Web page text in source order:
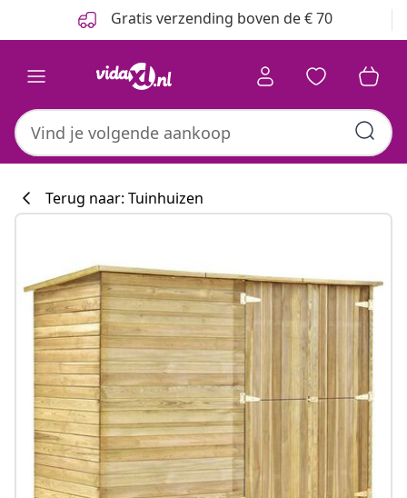
Gratis verzending boven de € 70
Terug naar: Tuinhuizen